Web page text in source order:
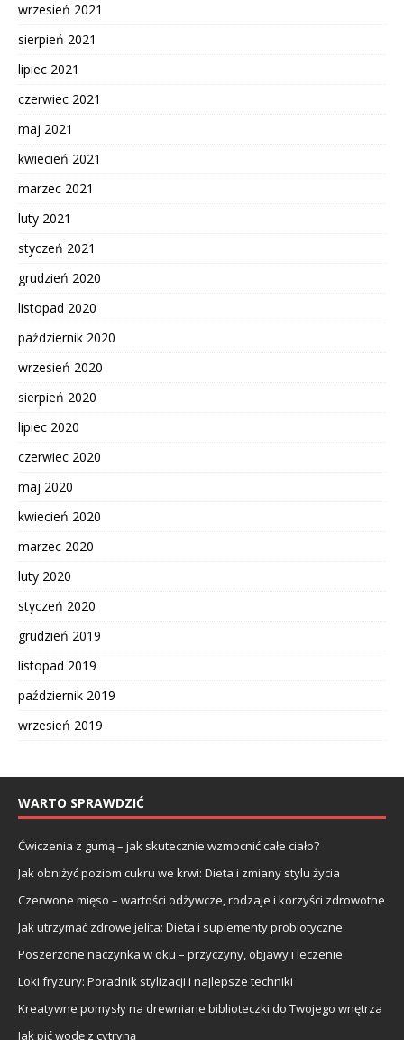
wrzesień 2021
sierpień 2021
lipiec 2021
czerwiec 2021
maj 2021
kwiecień 2021
marzec 2021
luty 2021
styczeń 2021
grudzień 2020
listopad 2020
październik 2020
wrzesień 2020
sierpień 2020
lipiec 2020
czerwiec 2020
maj 2020
kwiecień 2020
marzec 2020
luty 2020
styczeń 2020
grudzień 2019
listopad 2019
październik 2019
wrzesień 2019
WARTO SPRAWDZIĆ
Ćwiczenia z gumą – jak skutecznie wzmocnić całe ciało?
Jak obniżyć poziom cukru we krwi: Dieta i zmiany stylu życia
Czerwone mięso – wartości odżywcze, rodzaje i korzyści zdrowotne
Jak utrzymać zdrowe jelita: Dieta i suplementy probiotyczne
Poszerzone naczynka w oku – przyczyny, objawy i leczenie
Loki fryzury: Poradnik stylizacji i najlepsze techniki
Kreatywne pomysły na drewniane biblioteczki do Twojego wnętrza
Jak pić wodę z cytryną